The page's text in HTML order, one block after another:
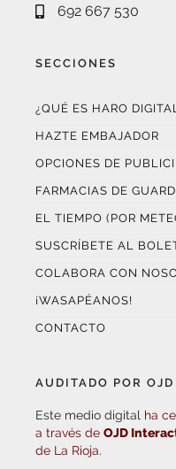
692 667 530
SECCIONES
¿QUÉ ES HARO
HAZTE EMBAJADOR
OPCIONES DE
FARMACIAS DE
EL TIEMPO (POR
SUSCRÍBETE AL
COLABORA CON
¡WASAPÉANOS!
CONTACTO
AUDITADO POR
Este medio digital ha
a través de OJD
de La Rioja.